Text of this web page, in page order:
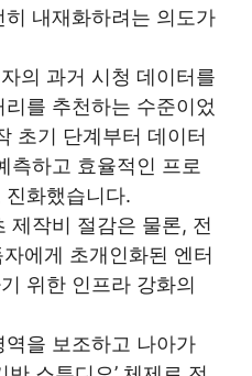
내재화하려는 의도가
의 과거 시청 데이터를
를 추천하는 수준이었
초기 단계부터 데이터
측하고 효율적인 프로
진화했습니다.
제작비 절감은 물론, 전
에게 초개인화된 엔터
위한 인프라 강화의
을 보조하고 나아가